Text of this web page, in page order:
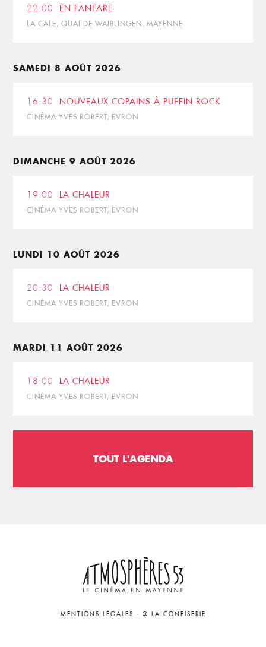
22:00 EN FANFARE
LA CALE, QUAI DE WAIBLINGEN, MAYENNE
SAMEDI 8 AOÛT 2026
16:30 NOUVEAUX COPAINS À PUFFIN ROCK
CINÉMA YVES ROBERT, EVRON
DIMANCHE 9 AOÛT 2026
19:00 LA CHALEUR
CINÉMA YVES ROBERT, EVRON
LUNDI 10 AOÛT 2026
20:30 LA CHALEUR
CINÉMA YVES ROBERT, EVRON
MARDI 11 AOÛT 2026
18:00 LA CHALEUR
CINÉMA YVES ROBERT, EVRON
TOUT L'AGENDA
MENTIONS LÉGALES - © LA CONFISERIE